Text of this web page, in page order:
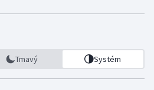
Tmavý Systém